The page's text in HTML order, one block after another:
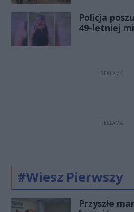
Policja
49-letniej
REKLAMA
REKLAMA
#Wiesz Pierwszy
Przyszłe